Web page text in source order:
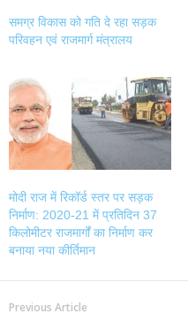
समग्र विकास को गति दे रहा सड़क
परिवहन एवं राजमार्ग मंत्रालय
मोदी राज में रिकॉर्ड स्तर पर सड़क
निर्माण: 2020-21 में प्रतिदिन 37
किलोमीटर राजमार्गों का निर्माण कर
बनाया नया कीर्तिमान
Previous Article